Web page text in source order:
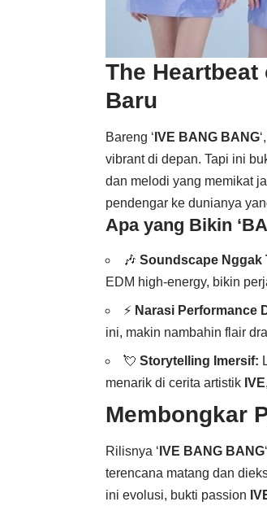
The Heartbeat
Baru
Bareng ‘ IVE BANG BANG‘,
vibrant di depan. Tapi ini
dan melodi yang memikat
pendengar ke dunianya
Apa yang Bikin
🎶 Soundscape Nggak
EDM high-energy, bikin
⚡ Narasi Performance
ini, makin nambahin flair
💘 Storytelling Imersif:
menarik di cerita artistik IVE
Membongkar
Rilisnya ‘ IVE BANG BANG
terencana matang dan
ini evolusi, bukti passion